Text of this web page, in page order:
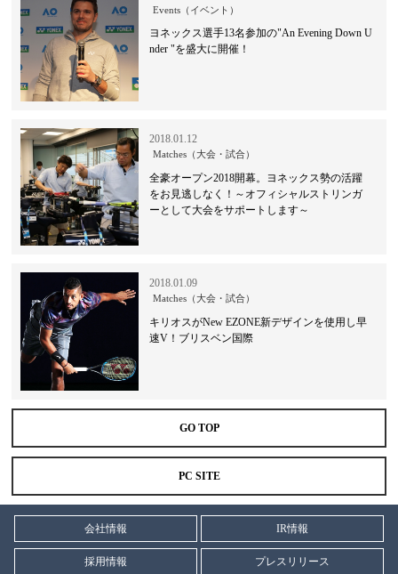
Events（イベント）
ヨネックス選手13名参加の"An Evening Down U
nder "を盛大に開催！
2018.01.12
Matches（大会・試合）
全豪オープン2018開幕。ヨネックス勢の活躍
をお見逃しなく！～オフィシャルストリンガ
ーとして大会をサポートします～
2018.01.09
Matches（大会・試合）
キリオスがNew EZONE新デザインを使用し早
速V！ブリスベン国際
GO TOP
PC SITE
会社情報 IR情報
採用情報 プレスリリース